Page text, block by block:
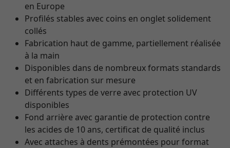
en Europe
Profilés stables avec coins en onglet solidement
collés
Fabrication haut de gamme, partiellement réalisée
à la main
Disponibles dans de nombreux formats standards
et en fabrication sur mesure
Différents types de verre avec protection UV
disponibles
Fond arrière avec garantie de protection contre
les acides de 10 ans, certificat de qualité inclus
Avec attaches à dents prémontées pour format